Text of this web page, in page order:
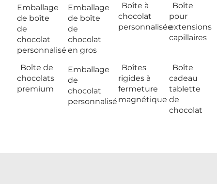
Emballage
de boîte
de
chocolat
personnalisé
Emballage
de boîte
de
chocolat
en gros
Boîte à
chocolat
personnalisée
Boîte
pour
extensions
capillaires
Boîte de
chocolats
premium
Emballage
de
chocolat
personnalisé
Boîtes
rigides à
fermeture
magnétique
Boîte
cadeau
tablette
de
chocolat